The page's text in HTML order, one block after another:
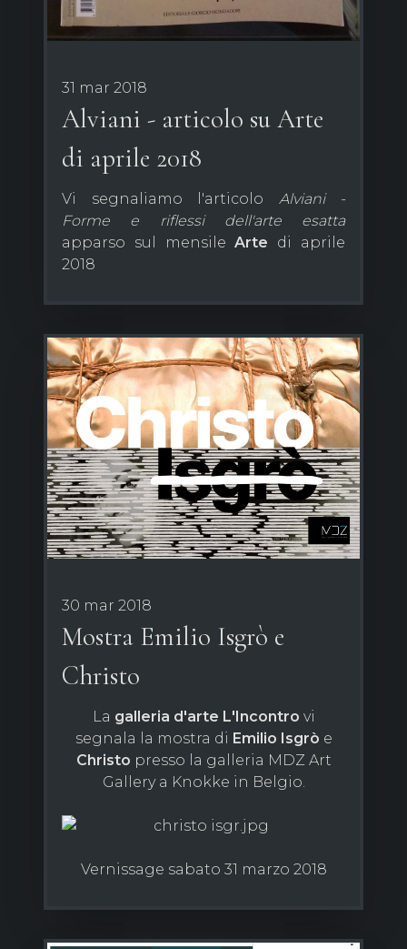
31 mar 2018
Alviani - articolo su Arte
di aprile 2018
Vi segnaliamo l'articolo Alviani -
Forme e riflessi dell'arte esatta
apparso sul mensile Arte di aprile
2018
30 mar 2018
Mostra Emilio Isgrò e
Christo
La galleria d'arte L'Incontro vi
segnala la mostra di Emilio Isgrò e
Christo presso la galleria MDZ Art
Gallery a Knokke in Belgio.
Vernissage sabato 31 marzo 2018